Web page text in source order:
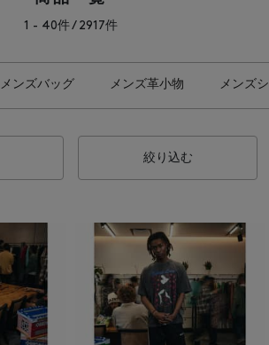
1 - 40件 / 2917件
メンズバッグ メンズ革小物 メンズ
絞り込む